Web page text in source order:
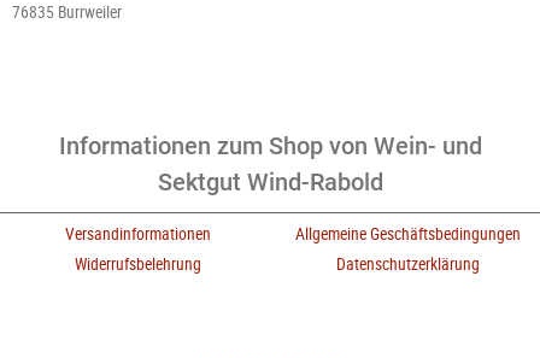
76835 Burrweiler
Informationen zum Shop von Wein- und
Sektgut Wind-Rabold
Versandinformationen
Allgemeine Geschäftsbedingungen
Widerrufsbelehrung
Datenschutzerklärung